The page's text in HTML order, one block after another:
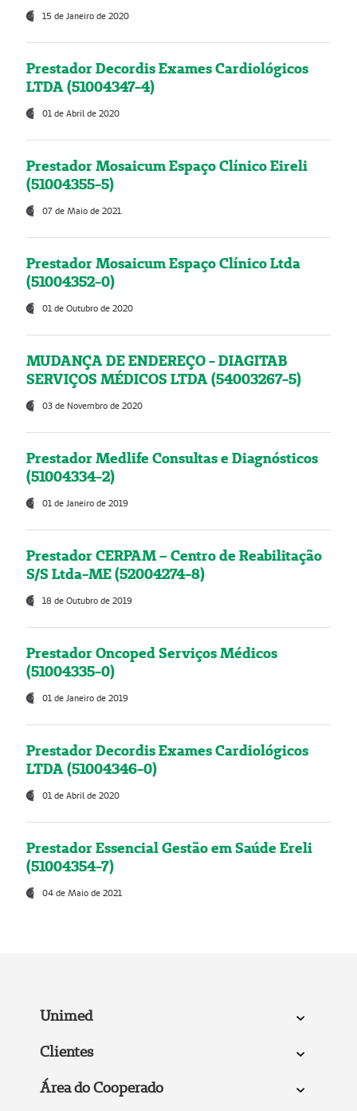
15 de Janeiro de 2020
Prestador Decordis Exames Cardiológicos
LTDA (51004347-4)
01 de Abril de 2020
Prestador Mosaicum Espaço Clínico Eireli
(51004355-5)
07 de Maio de 2021
Prestador Mosaicum Espaço Clínico Ltda
(51004352-0)
01 de Outubro de 2020
MUDANÇA DE ENDEREÇO - DIAGITAB
SERVIÇOS MÉDICOS LTDA (54003267-5)
03 de Novembro de 2020
Prestador Medlife Consultas e Diagnósticos
(51004334-2)
01 de Janeiro de 2019
Prestador CERPAM – Centro de Reabilitação
S/S Ltda-ME (52004274-8)
18 de Outubro de 2019
Prestador Oncoped Serviços Médicos
(51004335-0)
01 de Janeiro de 2019
Prestador Decordis Exames Cardiológicos
LTDA (51004346-0)
01 de Abril de 2020
Prestador Essencial Gestão em Saúde Ereli
(51004354-7)
04 de Maio de 2021
Unimed
Clientes
Área do Cooperado